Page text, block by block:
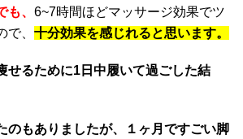
、 6~7時間ほどマッサージ効果でツ
で、 十分効果を感じれると思います。
せるために1日中履いて過ごした結
のもありましたが、１ヶ月ですごい脚